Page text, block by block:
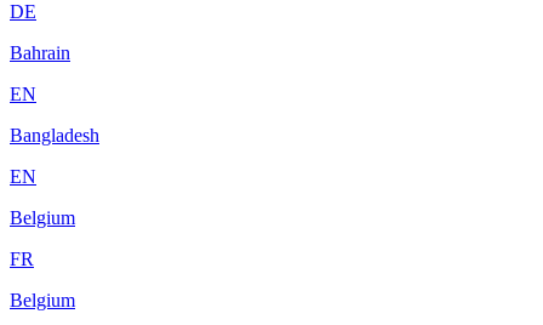
DE
Bahrain
EN
Bangladesh
EN
Belgium
FR
Belgium